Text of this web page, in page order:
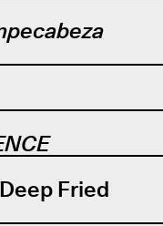
Fried